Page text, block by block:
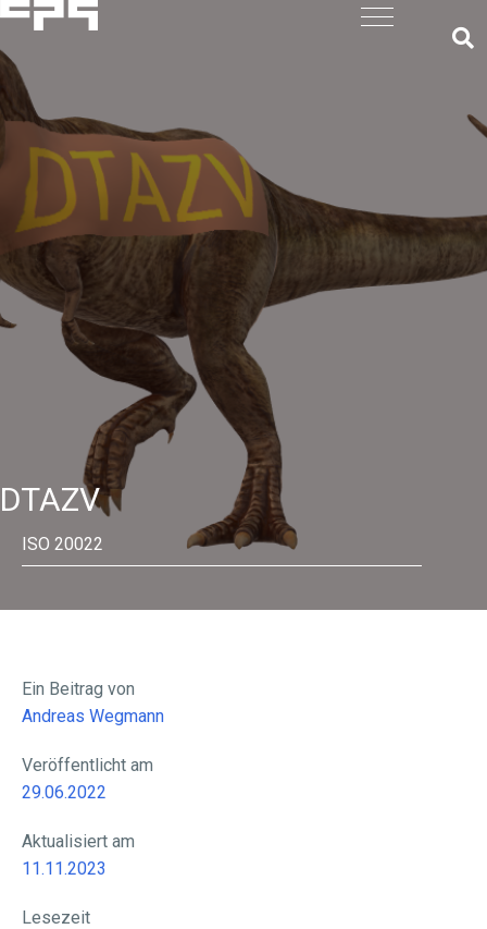
DTAZV
ISO 20022
Ein Beitrag von
Andreas Wegmann
Veröffentlicht am
29.06.2022
Aktualisiert am
11.11.2023
Lesezeit